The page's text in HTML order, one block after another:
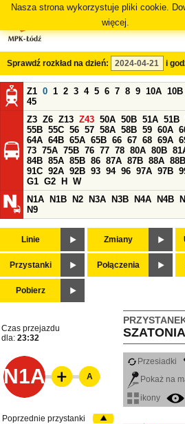
Nasza strona wykorzystuje pliki cookie.
więcej.
Sprawdź rozkład na dzień: i
Z1 0 1 2 3 4 5 6 7 8 9 10A 10B
45
Z3 Z6 Z13 Z43 50A 50B 51A 51B
55B 55C 56 57 58A 58B 59 60A
64A 64B 65A 65B 66 67 68 69A
73 75A 75B 76 77 78 80A 80B
84B 85A 85B 86 87A 87B 88A 88B
91C 92A 92B 93 94 96 97A 97B
G1 G2 H
W
N1A
N1B N2 N3A N3B N4A N4B
N9
Linie Zmiany
Przystanki Połączenia
Pobierz
Czas przejazdu
dla: 23:32
N1A
Przesiadki
Pokaż na
ikony
A
Poprzednie przystanki